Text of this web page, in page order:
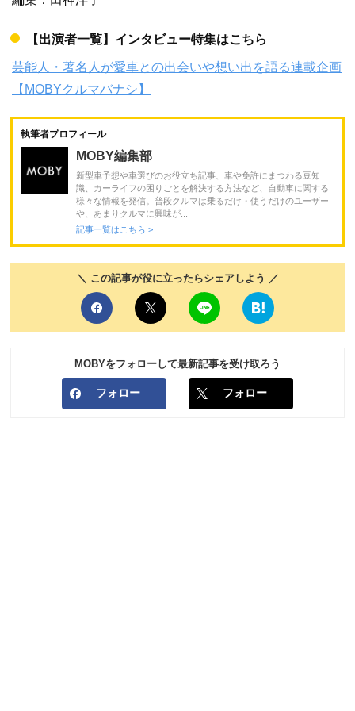
【出演者一覧】インタビュー特集はこちら
芸能人・著名人が愛車との出会いや想い出を語る連載企画
【MOBYクルマバナシ】
執筆者プロフィール
MOBY編集部
新型車予想や車選びのお役立ち記事、車や免許にまつわる豆知
識、カーライフの困りごとを解決する方法など、自動車に関する
様々な情報を発信。普段クルマは乗るだけ・使うだけのユーザー
や、あまりクルマに興味が...
記事一覧はこちら >
＼ この記事が役に立ったらシェアしよう ／
MOBYをフォローして最新記事を受け取ろう
フォロー フォロー